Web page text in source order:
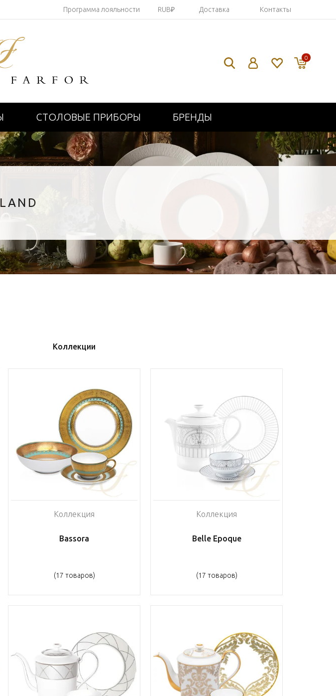
Программа лояльности RUB₽ Доставка Контакты
0
СТОЛОВЫЕ ПРИБОРЫ БРЕНДЫ
Коллекции
Коллекция
Bassora
(17 товаров)
Коллекция
Belle Epoque
(17 товаров)